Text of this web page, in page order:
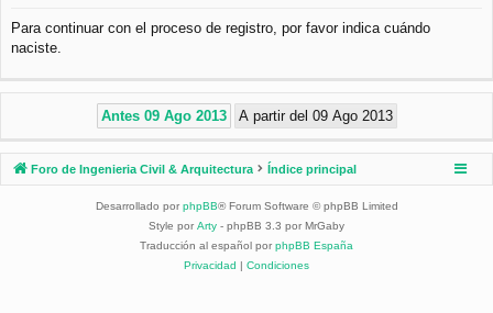
os
Para continuar con el proceso de registro, por favor indica cuándo
naciste.
Foro de Ingenieria Civil & Arquitectura Índice principal
Desarrollado por phpBB® Forum Software © phpBB Limited
Style por Arty - phpBB 3.3 por MrGaby
Traducción al español por phpBB España
Privacidad | Condiciones